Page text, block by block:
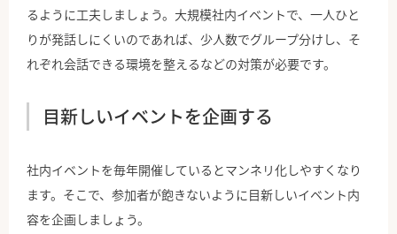
るように工夫しましょう。大規模社内イベントで、一人ひと
りが発話しにくいのであれば、少人数でグループ分けし、そ
れぞれ会話できる環境を整えるなどの対策が必要です。
目新しいイベントを企画する
社内イベントを毎年開催しているとマンネリ化しやすくなり
ます。そこで、参加者が飽きないように目新しいイベント内
容を企画しましょう。